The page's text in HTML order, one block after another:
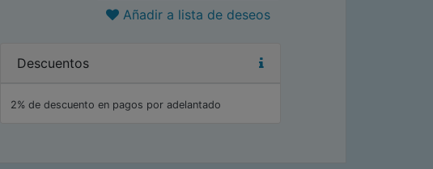
Añadir a lista de deseos
Descuentos
2% de descuento en pagos por adelantado